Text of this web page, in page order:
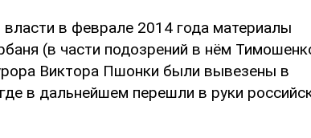
в феврале 2014 года материалы
(в части подозрений в нём
Виктора Пшонки были вывезены в
в дальнейшем перешли в руки